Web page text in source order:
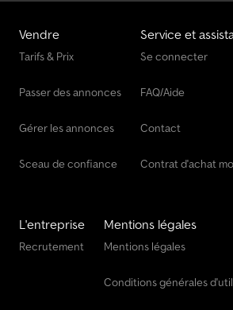
Vendre
Tarifs & Prix
Passer des annonces
Gérer les annonces
Sceau de confiance
Service et
Se connecter
FAQ/Aide
Contact
Contrat d'achat
L'entreprise
Recrutement
Mentions légales
Mentions légales
Conditions générales